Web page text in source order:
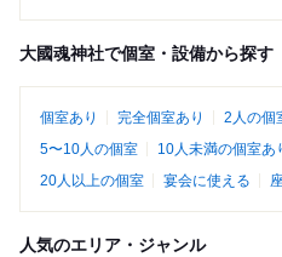
大國魂神社で個室・設備から探す
個室あり 完全個室あり 2人の個
5〜10人の個室
10人未満の個室あ
20人以上の個室
宴会に使える
人気のエリア・ジャンル